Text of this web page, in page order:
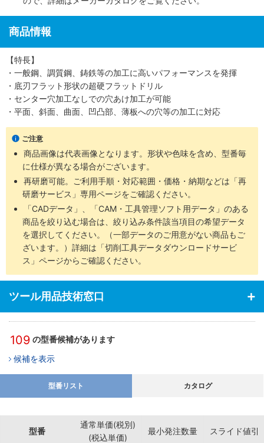
商品情報
【特長】
・一般鋼、調質鋼、鋳鉄等の加工に高いパフォーマンスを発揮
・底刃フラット形状の超硬フラットドリル
・センター穴加工なしでの穴あけ加工が可能
・平面、斜面、曲面、凹凸部、薄板への穴等の加工に対応
ご注意
商品画像は代表画像となります。形状や色味を含め、型番毎
に仕様が異なる場合がございます。
再研磨可能。ご利用手順・対応範囲・価格・納期などは「再
研磨サービス」専用ページをご確認ください。
「CADデータ」、「CAM・工具管理ソフト用データ」のある
商品を絞り込む場合は、絞り込み条件該当項目の希望データ
を選択してください。（一部データのご用意がない商品もご
ざいます。）詳細は「切削工具データダウンロードサービ
ス」ページからご確認ください。
ツール用品技術窓口
109 の型番候補があります
候補を表示
型番リスト カタログ
型番
通常単価(税別)
(税込単価)
最小発注数量 スライド値引